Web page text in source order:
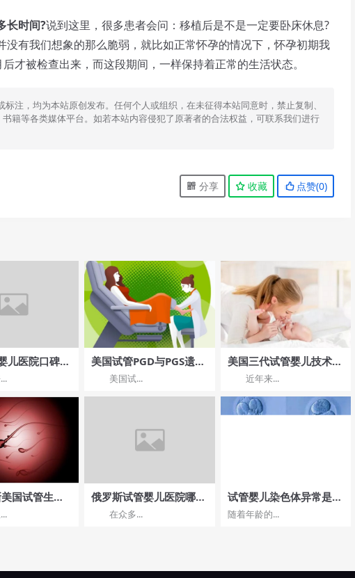
长时间?说到这里，很多患者会问：移植后是不是一定要卧床休息?
没有我们想象的那么脆弱，就比如正常怀孕的情况下，怀孕初期我
才被检查出来，而这段期间，一样保持着正常的生活状态。
注，均为本站原创发布。任何个人或组织，在未征得本站同意时，禁止复制、
籍等各类媒体平台。如若本站内容侵犯了原著者的合法权益，可联系我们进行
分享 收藏 点赞(0)
儿医院口碑如
享
美国试管PGD与PGS遗传
学诊断技术有什么区别
美国试...
美国三代试管婴儿技术与
国内有什么不同?
近年来...
国试管生子
/流程全解
略必看！
俄罗斯试管婴儿医院哪家
成功率较高？费用与健康
婴儿
在众多...
试管婴儿染色体异常是怎
么回事？染色体异常是怎
么回事？
随着年龄的...